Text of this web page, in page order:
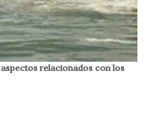
relacionados con los